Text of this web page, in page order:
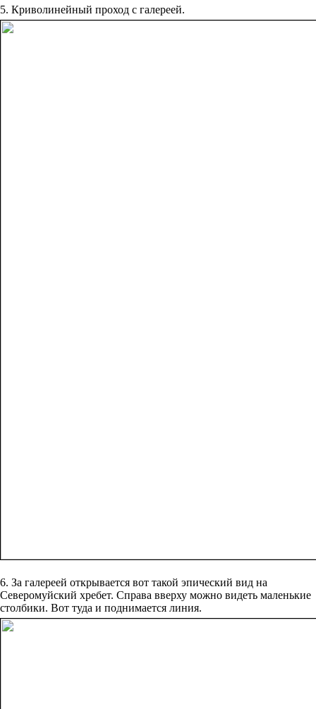
5. Криволинейный проход с галереей.
6. За галереей открывается вот такой эпический вид на
Северомуйский хребет. Справа вверху можно видеть маленькие
столбики. Вот туда и поднимается линия.